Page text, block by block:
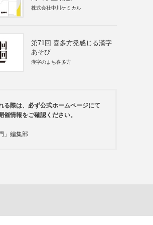
株式会社中川ケミカル
第71回 喜多方発感じる漢字
あそび
漢字のまち喜多方
る際は、必ず公式ホームページにて
催情報をご確認ください。
」編集部